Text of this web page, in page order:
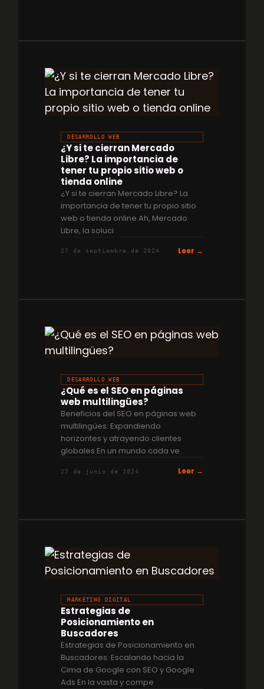
DESARROLLO WEB
¿Y si te cierran Mercado
Libre? La importancia de
tener tu propio sitio web o
tienda online
¿Y si te cierran Mercado Libre? La
importancia de tener tu propio sitio
web o tienda online Ah, Mercado
Libre, la soluci
27 de septiembre de 2024 Leer →
DESARROLLO WEB
¿Qué es el SEO en páginas
web multilingües?
Beneficios del SEO en páginas web
multilingües: Expandiendo
horizontes y atrayendo clientes
globales En un mundo cada ve
27 de junio de 2024 Leer →
MARKETING DIGITAL
Estrategias de
Posicionamiento en
Buscadores
Estrategias de Posicionamiento en
Buscadores: Escalando hacia la
Cima de Google con SEO y Google
Ads En la vasta y compe